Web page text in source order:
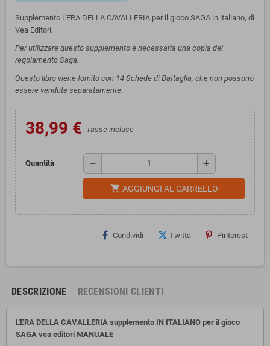
Supplemento L'ERA DELLA CAVALLERIA per il gioco SAGA in italiano, di
Vea Editori.
Per utilizzare questo supplemento è necessaria una copia del
regolamento Saga.
Questo libro viene fornito con 14 Schede di Battaglia, che non possono
essere vendute separatamente.
38,99 € Tasse incluse
Quantità remove add
shopping_cart AGGIUNGI AL CARRELLO
Condividi Twitta Pinterest
DESCRIZIONE RECENSIONI CLIENTI
L'ERA DELLA CAVALLERIA supplemento IN ITALIANO per il gioco
SAGA vea editori MANUALE